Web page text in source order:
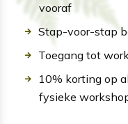
vooraf
Stap-voor-stap
Toegang tot
10% korting op
fysieke